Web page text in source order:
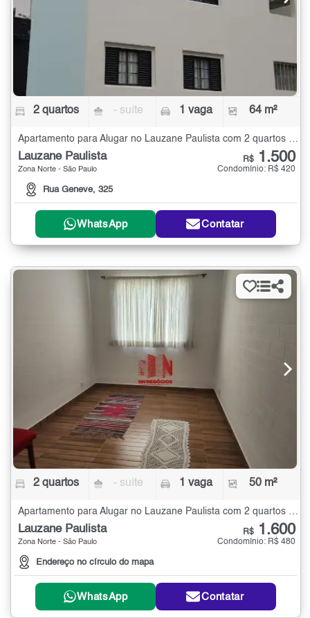
2 quartos - suíte 1 vaga 64 m²
Apartamento para Alugar no Lauzane Paulista com 2 quartos - 64 m²
Lauzane Paulista
Zona Norte - São Paulo
Rua Geneve, 325
R$ 1.500
Condomínio: R$ 420
WhatsApp Contatar
2 quartos - suíte 1 vaga 50 m²
Apartamento para Alugar no Lauzane Paulista com 2 quartos - 50 m²
Lauzane Paulista
Zona Norte - São Paulo
Endereço no círculo do mapa
R$ 1.600
Condomínio: R$ 480
WhatsApp Contatar